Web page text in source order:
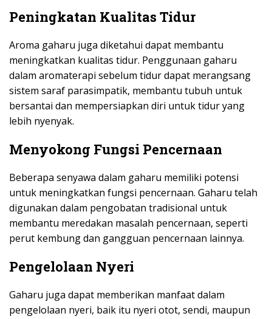
Peningkatan Kualitas Tidur
Aroma gaharu juga diketahui dapat membantu
meningkatkan kualitas tidur. Penggunaan gaharu
dalam aromaterapi sebelum tidur dapat merangsang
sistem saraf parasimpatik, membantu tubuh untuk
bersantai dan mempersiapkan diri untuk tidur yang
lebih nyenyak.
Menyokong Fungsi Pencernaan
Beberapa senyawa dalam gaharu memiliki potensi
untuk meningkatkan fungsi pencernaan. Gaharu telah
digunakan dalam pengobatan tradisional untuk
membantu meredakan masalah pencernaan, seperti
perut kembung dan gangguan pencernaan lainnya.
Pengelolaan Nyeri
Gaharu juga dapat memberikan manfaat dalam
pengelolaan nyeri, baik itu nyeri otot, sendi, maupun